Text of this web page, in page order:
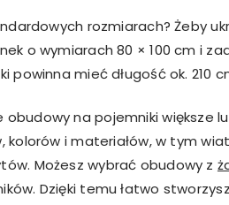
rozmiarach? Żeby
o wymiarach 80 × 100 cm i
powinna mieć długość ok. 210
obudowy na pojemniki większe
kolorów i materiałów, w tym
Możesz wybrać obudowy z
Dzięki temu łatwo